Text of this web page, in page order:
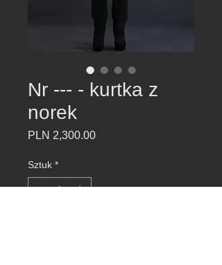
Nr --- - kurtka z
norek
PLN 2,300.00Cena
Sztuk *